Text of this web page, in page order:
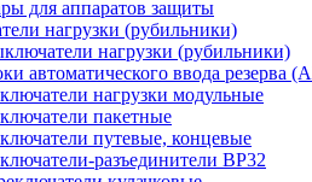
для аппаратов защиты
нагрузки (рубильники)
нагрузки (рубильники)
автоматического ввода резерва
нагрузки модульные
пакетные
путевые, концевые
разъединители ВР32